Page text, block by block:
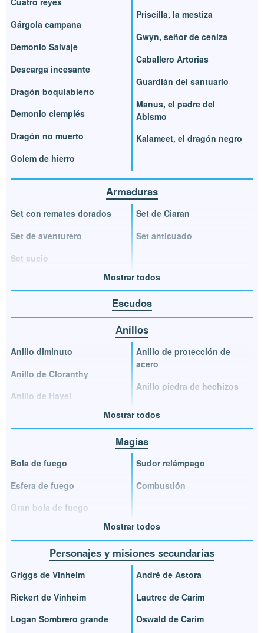
Gárgola campana
Demonio Salvaje
Descarga incesante
Dragón boquiabierto
Demonio ciempiés
Dragón no muerto
Golem de hierro
Priscilla, la mestiza
Gwyn, señor de ceniza
Caballero Artorias
Guardián del santuario
Manus, el padre del
Abismo
Kalameet, el dragón negro
Armaduras
Set con remates dorados
Set de aventurero
Set sucio
Set de Ciaran
Set anticuado
Mostrar todos
Escudos
Anillos
Anillo diminuto
Anillo de Cloranthy
Anillo de Havel
Anillo de protección de
acero
Anillo piedra de hechizos
Mostrar todos
Magias
Bola de fuego
Esfera de fuego
Gran bola de fuego
Sudor relámpago
Combustión
Mostrar todos
Personajes y misiones secundarias
Griggs de Vinheim
Rickert de Vinheim
Logan Sombrero grande
André de Astora
Lautrec de Carim
Oswald de Carim